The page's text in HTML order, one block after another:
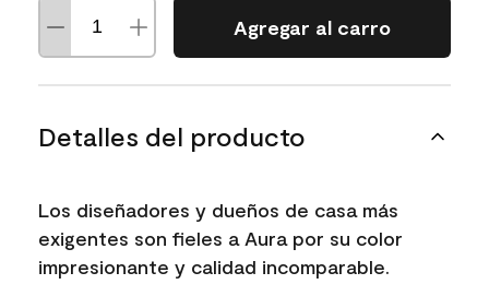
Agregar al carro
Detalles del producto
Los diseñadores y dueños de casa más
exigentes son fieles a Aura por su color
impresionante y calidad incomparable.